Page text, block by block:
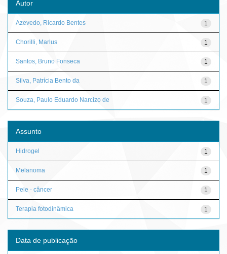
Autor
1
Azevedo, Ricardo Bentes
1
Chorilli, Marlus
1
Santos, Bruno Fonseca
1
Silva, Patrícia Bento da
1
Souza, Paulo Eduardo Narcizo de
Assunto
1
Hidrogel
1
Melanoma
1
Pele - câncer
1
Terapia fotodinâmica
Data de publicação